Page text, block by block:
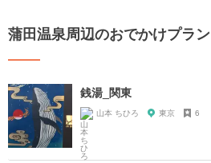
蒲田温泉周辺のおでかけプラン
銭湯_関東
山本 ちひろ 東京 6